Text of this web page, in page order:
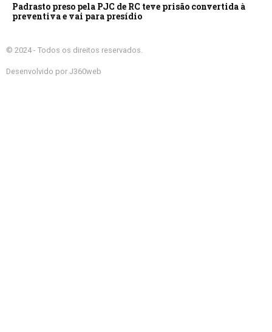
Padrasto preso pela PJC de RC teve prisão convertida à
preventiva e vai para presídio
© 2024 - Todos os direitos reservados.
Desenvolvido por J360web